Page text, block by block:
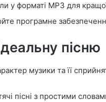
у форматі MP3 для
програмне
пісню
музики та її
пісні з простими